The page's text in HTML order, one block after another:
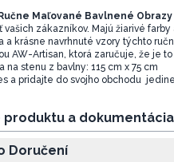
Maľované Bavlnené
vašich zákazníkov. Majú žiarivé farby
a krásne navrhnuté vzory týchto
AW-Artisan, ktorá zaručuje, že je to
na stenu z bavlny: 115 cm x 75 cm
a pridajte do svojho obchodu
produktu a dokumentácia
Doručení